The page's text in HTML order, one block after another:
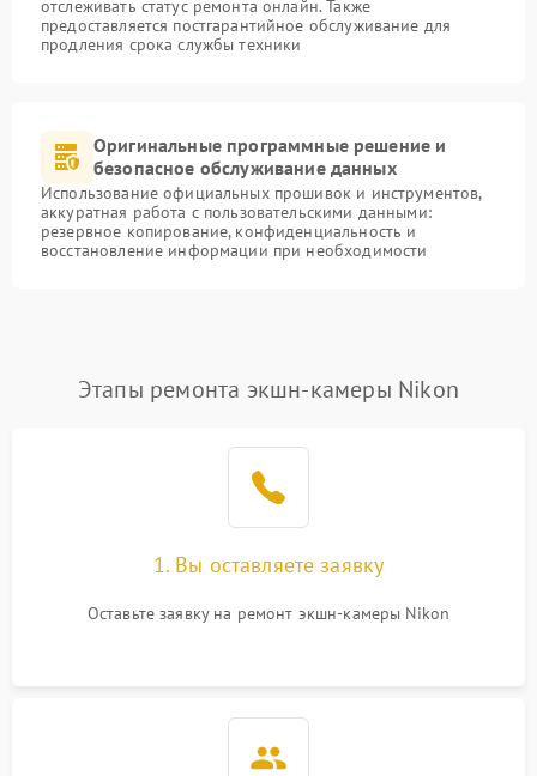
отслеживать статус ремонта онлайн. Также
предоставляется постгарантийное обслуживание для
продления срока службы техники
Оригинальные программные решение и
безопасное обслуживание данных
Использование официальных прошивок и инструментов,
аккуратная работа с пользовательскими данными:
резервное копирование, конфиденциальность и
восстановление информации при необходимости
Этапы ремонта экшн-камеры Nikon
1. Вы оставляете заявку
Оставьте заявку на ремонт экшн-камеры Nikon